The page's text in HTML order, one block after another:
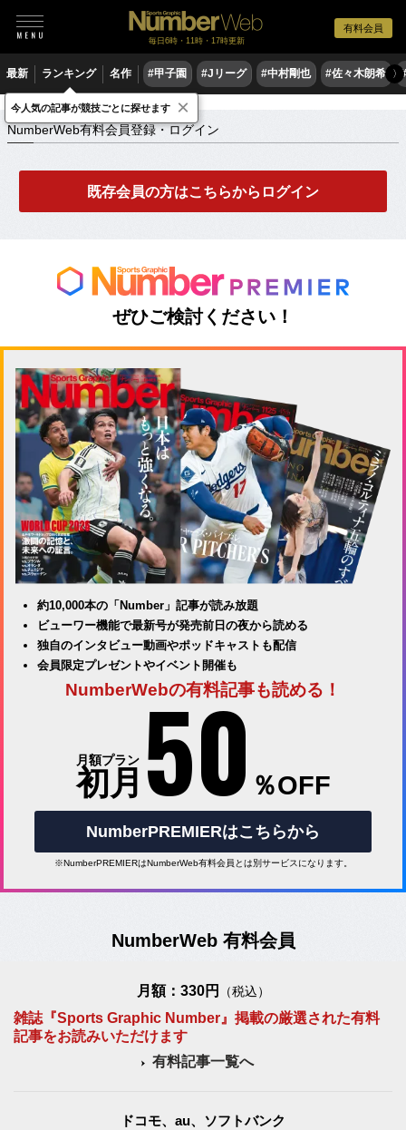
有料会員
毎日6時・11時・17時更新
最新 ランキング 名作 #甲子園 #Jリーグ #中村剛也 #佐々木朗希 〉
NumberWeb有料会員登録・ログイン
NumberWeb有料会員登録・ログイン
既存会員の方はこちらからログイン
ぜひご検討ください！
約10,000本の「Number」記事が読み放題
ビューワー機能で最新号が発売前日の夜から読める
独自のインタビュー動画やポッドキャストも配信
会員限定プレゼントやイベント開催も
NumberWebの有料記事も読める！
月額プラン
初月 50 ％OFF
NumberPREMIERはこちらから
※NumberPREMIERはNumberWeb有料会員とは別サービスになります。
NumberWeb 有料会員
月額：330円 （税込）
雑誌『Sports Graphic Number』掲載の厳選された有料
記事をお読みいただけます
有料記事一覧へ
ドコモ、au、ソフトバンク
今人気の記事が競技ごとに探せます ×